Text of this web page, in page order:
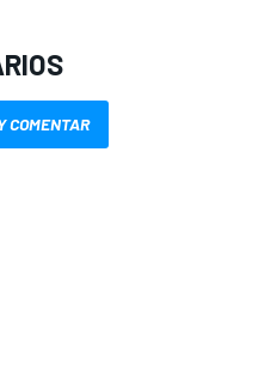
COMENTAR